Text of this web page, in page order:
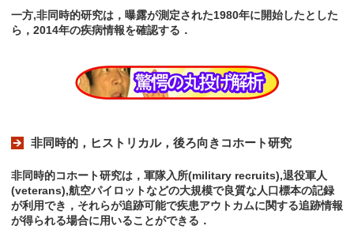
一方,非同時的研究は，曝露が測定された1980年に開始したとした
ら，2014年の疾病情報を確認する．
非同時的，ヒストリカル，後ろ向きコホート研究
非同時的コホート研究は，軍隊入所(military recruits),退役軍人
(veterans),航空パイロットなどの大規模で良質な人口標本の記録
が利用でき，それらが追跡可能で疾患アウトカムに関する追跡情報
が得られる場合に用いることができる．